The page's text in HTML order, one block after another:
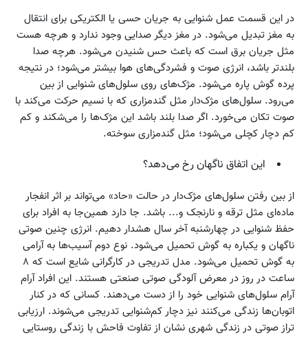
در این قسمت عمل شنوایی به جریان حسی یا الکتریکی برای انتقال
به مغز تبدیل می‌شود. در مغز دیگر صدایی وجود ندارد و هرچه هست
مثل جریان برق است که باعث حس شنیدن می‌شود. هرچه صدا
بلندتر باشد، انرژی صوت و فشردگی‌های هوا بیشتر می‌شود؛ در نتیجه
پرده گوش پاره می‌شود. مژک‌های روی سلول‌های شنوایی از بین
می‌رود. سلول‌های مژک‌دار مثل گندمزاری که با نسیم حرکت می‌کند با
صوت تکان می‌خورد. اگر صدا بلند باشد این مژک‌ها را می‌شکند و کم
کم دچار کچلی می‌شود؛ مثل گندمزاری سوخته.
این اتفاق ناگهان رخ می‌دهد؟
از بین رفتن سلول‌های مژک‌دار در حالت «حاد» می‌تواند بر اثر انفجار
ماده‌ای مثل ترقه و نارنجک و... باشد. جا دارد همین‌جا به افراد برای
حفظ شنوایی در چهارشنبه آخر سال هشدار دهیم. انرژی چنین صوتی
ناگهان و یکباره به گوش تحمیل می‌شود. نوع دوم آسیب‌ها به آرامی
به گوش تحمیل می‌شود. مدل تدریجی در کارگرانی شایع است که ۸
ساعت در روز در معرض آلودگی صوتی صنعتی هستند. این افراد آرام
آرام سلول‌های شنوایی خود را از دست می‌دهند. کسانی که در کنار
اتوبان‌ها زندگی می‌کنند نیز دچار کم‌شنوایی تدریجی می‌شوند. ارزیابی
تراز صوتی در زندگی شهری نشان از تفاوت فاحش با زندگی روستایی